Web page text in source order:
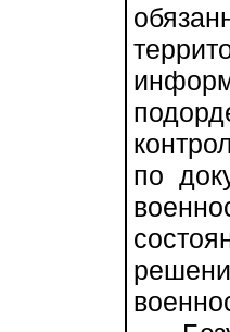
по